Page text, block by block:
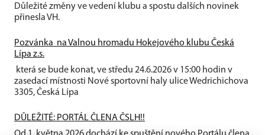
Důležité změny ve vedení klubu a spostu dalších novinek
přinesla VH.
Pozvánka na Valnou hromadu Hokejového klubu Česká
Lípa z.s.
která se bude konat, ve středu 24.6.2026 v 15:00 hodin v
zasedací místnosti Nové sportovní haly ulice Wedrichichova
3305, Česká Lípa
DŮLEŽITÉ: PORTÁL ČLENA ČSLH!!